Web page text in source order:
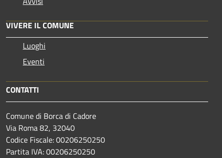
VIVERE IL COMUNE
Luoghi
Eventi
CONTATTI
Comune di Borca di Cadore
Via Roma 82, 32040
Codice Fiscale: 00206250250
Partita IVA: 00206250250